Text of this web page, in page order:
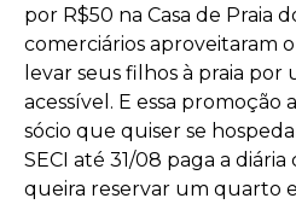
por R$50 na Casa de Praia
comerciários aproveitaram
levar seus filhos à praia por
acessível. E essa promoção
sócio que quiser se
SECI até 31/08 paga a
queira reservar um quarto